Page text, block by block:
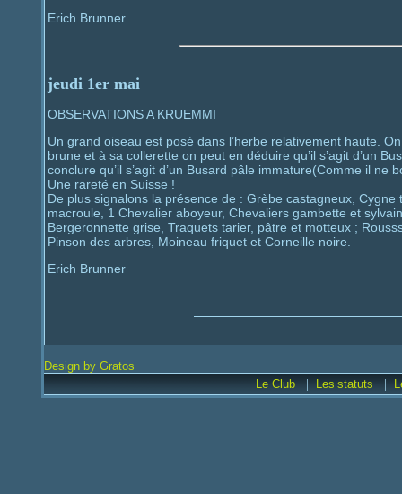
Erich Brunner
jeudi 1er mai
OBSERVATIONS A KRUEMMI
Un grand oiseau est posé dans l’herbe relativement haute.
brune et à sa collerette on peut en déduire qu’il s’agit d’un
conclure qu’il s’agit d’un Busard pâle immature(Comme il ne
Une rareté en Suisse !
De plus signalons la présence de : Grèbe castagneux,
macroule, 1 Chevalier aboyeur, Chevaliers gambette et
Bergeronnette grise, Traquets tarier, pâtre et motteux ;
Pinson des arbres, Moineau friquet et Corneille noire.
Erich Brunner
Design by Gratos
Le Club
| Les statuts |